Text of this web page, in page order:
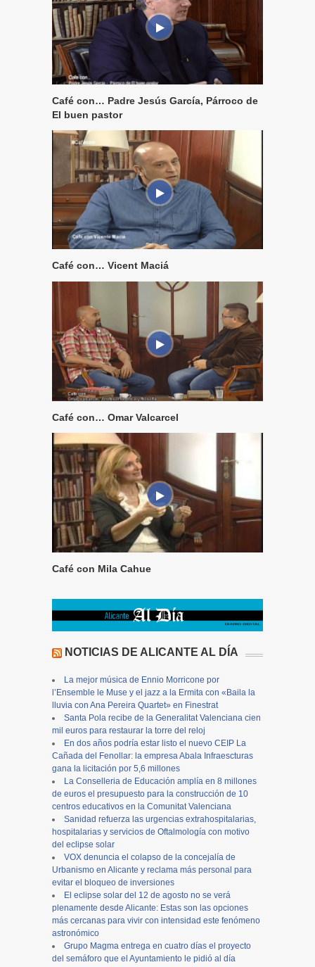
Café con… Padre Jesús García, Párroco de
El buen pastor
Café con… Vicent Maciá
Café con… Omar Valcarcel
Café con Mila Cahue
NOTICIAS DE ALICANTE AL DÍA
La mejor música de Ennio Morricone por
l’Ensemble le Muse y el jazz a la Ermita con «Baila la
lluvia con Ana Pereira Quartet» en Finestrat
Santa Pola recibe de la Generalitat Valenciana cien
mil euros para restaurar la torre del reloj
En dos años podría estar listo el nuevo CEIP La
Cañada del Fenollar: la empresa Abala Infraescturas
gana la licitación por 5,6 millones
La Conselleria de Educación amplía en 8 millones
de euros el presupuesto para la construcción de 10
centros educativos en la Comunitat Valenciana
Sanidad refuerza las urgencias extrahospitalarias,
hospitalarias y servicios de Oftalmología con motivo
del eclipse solar
VOX denuncia el colapso de la concejalía de
Urbanismo en Alicante y reclama más personal para
evitar el bloqueo de inversiones
El eclipse solar del 12 de agosto no se verá
plenamente desde Alicante: Estas son las opciones
más cercanas para vivir con intensidad este fenómeno
astronómico
Grupo Magma entrega en cuatro días el proyecto
del semáforo que el Ayuntamiento le pidió al día